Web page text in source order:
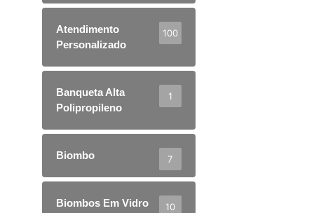
Atendimento
Personalizado
100
Banqueta Alta
Polipropileno
1
Biombo 7
Biombos Em Vidro 10